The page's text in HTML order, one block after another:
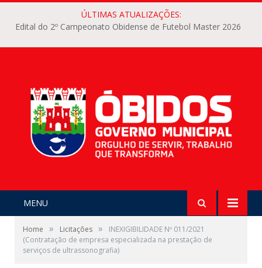
ÚLTIMAS ATUALIZAÇÕES:
Edital do 2º Campeonato Obidense de Futebol Master 2026
MENU
Home » Licitações »
INEXIGIBILIDADE Nº 011/2021
(Contratação de empresa especializada na prestação de
serviços de ultrassonografia)